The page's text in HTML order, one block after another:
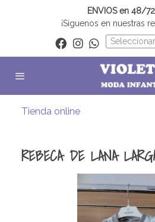
ENVIOS en 48/
¡Síguenos en nuestras
Tienda online
REBECA DE LANA